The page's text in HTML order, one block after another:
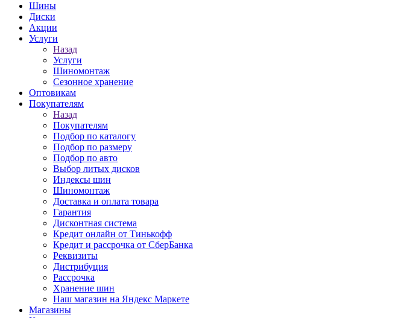
Шины
Диски
Акции
Услуги
Назад
Услуги
Шиномонтаж
Сезонное хранение
Оптовикам
Покупателям
Назад
Покупателям
Подбор по каталогу
Подбор по размеру
Подбор по авто
Выбор литых дисков
Индексы шин
Шиномонтаж
Доставка и оплата товара
Гарантия
Дисконтная система
Кредит онлайн от Тинькофф
Кредит и рассрочка от СберБанка
Реквизиты
Дистрибуция
Рассрочка
Хранение шин
Наш магазин на Яндекс Маркете
Магазины